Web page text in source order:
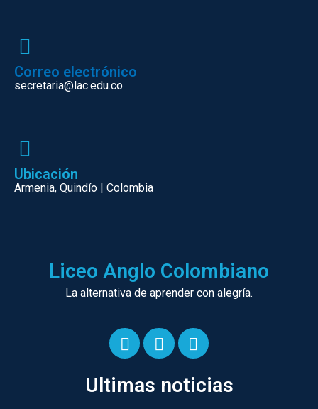
Correo electrónico
secretaria@lac.edu.co
Ubicación
Armenia, Quindío | Colombia
Liceo Anglo Colombiano
La alternativa de aprender con alegría.
F
c
I
s
Y
o
u
Ultimas noticias